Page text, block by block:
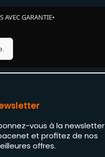
AVEC GARANTIE•
vous à la newsletter
et profitez de nos
offres.